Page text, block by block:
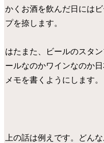
かくお酒を飲んだ日には
プを捺します。
はたまた、ビールのスタ
ールなのかワインなのか日
メモを書くようにします。
上の話は例えです。どん